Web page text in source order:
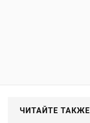
ЧИТАЙТЕ ТАКЖЕ